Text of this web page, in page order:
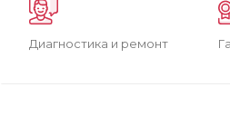
Диагностика и ремонт